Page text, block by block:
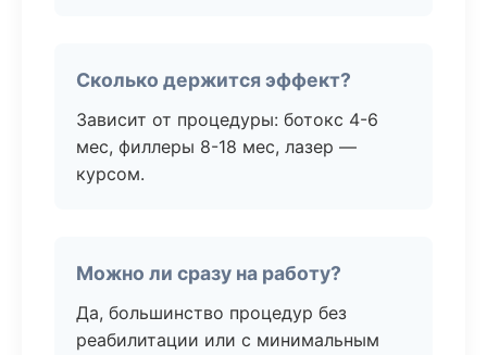
Сколько держится эффект?
Зависит от процедуры: ботокс 4-6
мес, филлеры 8-18 мес, лазер —
курсом.
Можно ли сразу на работу?
Да, большинство процедур без
реабилитации или с минимальным